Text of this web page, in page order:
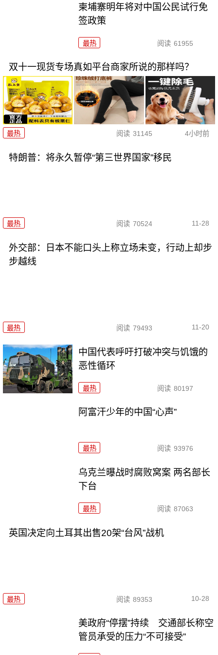
柬埔寨明年将对中国公民试行免
签政策
最热 阅读 61955
双十一现货专场真如平台商家所说的那样吗？
最热 阅读 31145 4小时前
特朗普：将永久暂停“第三世界国家”移民
最热 阅读 70524 11-28
外交部：日本不能口头上称立场未变，行动上却步
步越线
最热 阅读 79493 11-20
中国代表呼吁打破冲突与饥饿的
恶性循环
最热 阅读 80197
阿富汗少年的中国“心声”
最热 阅读 93976
乌克兰曝战时腐败窝案 两名部长
下台
最热 阅读 87063
英国决定向土耳其出售20架“台风”战机
最热 阅读 89353 10-28
美政府“停摆”持续 交通部长称空
管员承受的压力“不可接受”